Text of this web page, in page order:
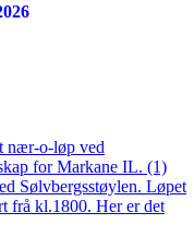
nær-o-løp ved
for Markane IL. (1)
Sølvbergsstøylen. Løpet
frå kl.1800. Her er det